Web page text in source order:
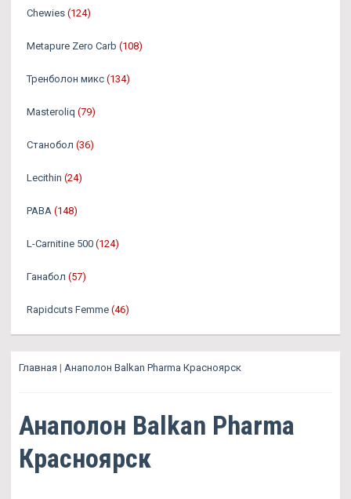
Chewies (124)
Metapure Zero Carb (108)
Тренболон микс (134)
Masteroliq (79)
Станобол (36)
Lecithin (24)
PABA (148)
L-Carnitine 500 (124)
Ганабол (57)
Rapidcuts Femme (46)
Главная | Анаполон Balkan Pharma Красноярск
Анаполон Balkan Pharma
Красноярск